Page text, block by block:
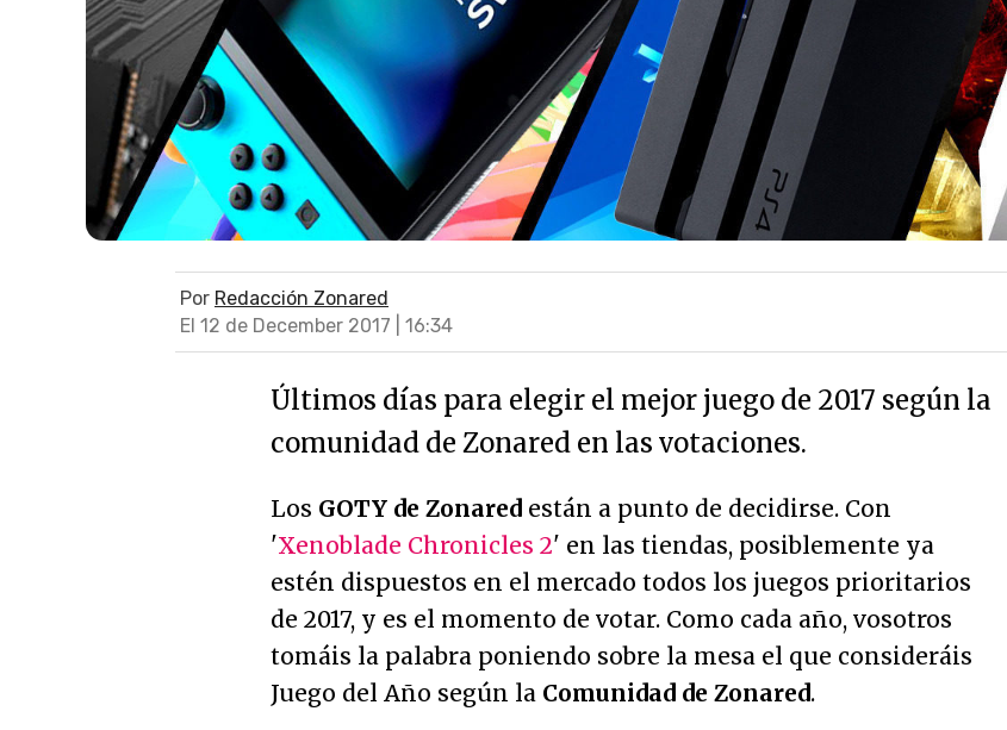
Por Redacción Zonared
El 12 de December 2017 | 16:34
Últimos días para elegir el mejor juego de 2017 según la
comunidad de Zonared en las votaciones.
Los GOTY de Zonared están a punto de decidirse. Con
'Xenoblade Chronicles 2' en las tiendas, posiblemente ya
estén dispuestos en el mercado todos los juegos prioritarios
de 2017, y es el momento de votar. Como cada año, vosotros
tomáis la palabra poniendo sobre la mesa el que consideráis
Juego del Año según la Comunidad de Zonared.